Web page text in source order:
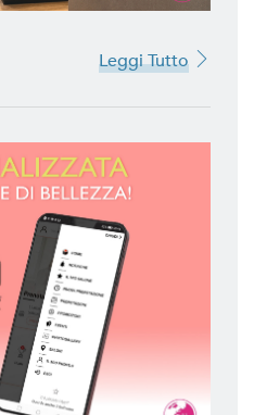
Leggi Tutto